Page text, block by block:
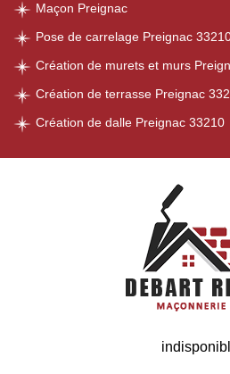
Maçon Preignac
Pose de carrelage Preignac
Création de murets et murs
Création de terrasse Preignac
Création de dalle Preignac 33210